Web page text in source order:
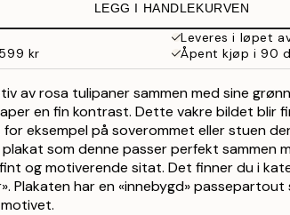
LEGG I HANDLEKURVEN
Leveres i løpet
kr
Åpent kjøp i 90
av rosa tulipaner sammen med sine
en fin kontrast. Dette vakre bildet blir
eksempel på soverommet eller stuen
plakat som denne passer perfekt sammen
og motiverende sitat. Det finner du i
Plakaten har en «innebygd» passepartout